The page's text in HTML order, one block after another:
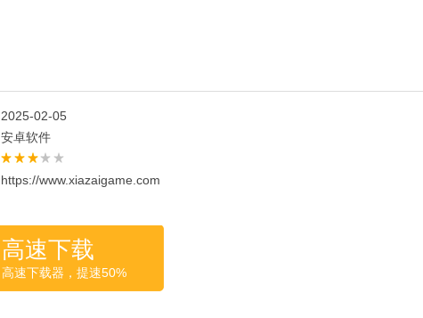
2025-02-05
安卓软件
https://www.xiazaigame.com
高速下载
高速下载器，提速50%